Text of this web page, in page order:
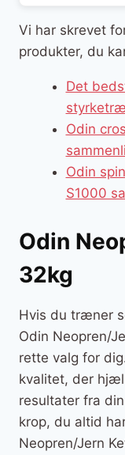
Vi har skrevet
produkter, du
Det
Odin
Odin
S1000
Odin
32kg
Hvis du træner
Odin Neopren/
rette valg for
kvalitet, der
resultater fra
krop, du altid
Neopren/Jern